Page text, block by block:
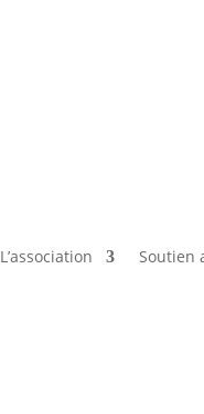
L’association Soutien